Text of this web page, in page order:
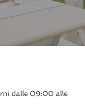
dalle 09:00 alle